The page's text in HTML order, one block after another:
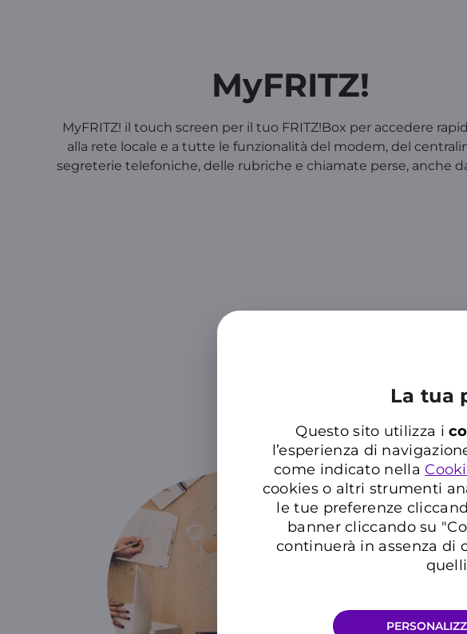
La tua
Questo sito utilizza i
l’esperienza di
come indicato nella
cookies o altri strumenti
le tue preferenze
banner cliccando su
continuerà in assenza di
MyFRITZ!
MyFRITZ! il touch screen per il tuo FRITZ!Box per accedere
alla rete locale e a tutte le funzionalità del modem, del
segreterie telefoniche, delle rubriche e chiamate perse, anche